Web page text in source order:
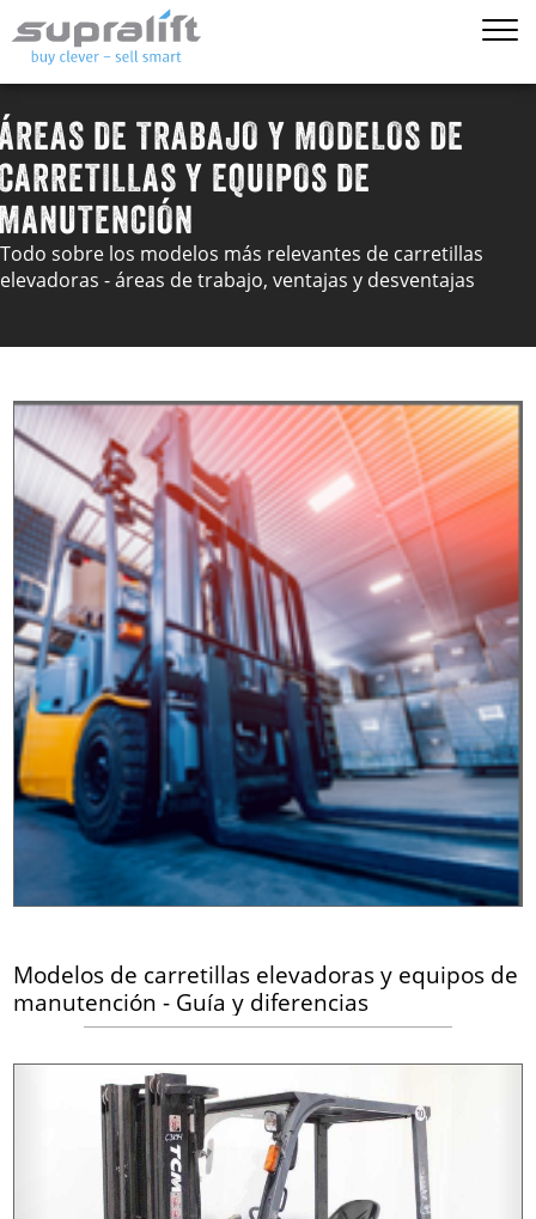
DE TRABAJO Y MODELOS DE
Y EQUIPOS DE
Todo sobre los modelos más relevantes de carretillas
elevadoras - áreas de trabajo, ventajas y desventajas
Modelos de carretillas elevadoras y equipos de
manutención - Guía y diferencias